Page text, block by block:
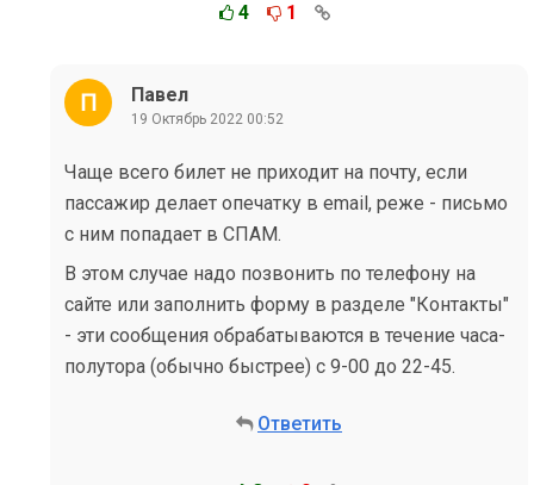
4 1
Павел
19 Октябрь 2022 00:52
Чаще всего билет не приходит на почту, если
пассажир делает опечатку в email, реже - письмо
с ним попадает в СПАМ.
В этом случае надо позвонить по телефону на
сайте или заполнить форму в разделе "Контакты"
- эти сообщения обрабатываются в течение часа-
полутора (обычно быстрее) с 9-00 до 22-45.
Ответить